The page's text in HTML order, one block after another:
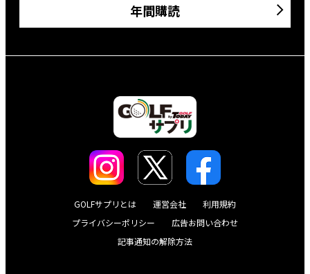
年間購読
GOLFサプリとは 運営会社
利用規約
プライバシーポリシー
広告お問い合わせ
記事通知の解除方法